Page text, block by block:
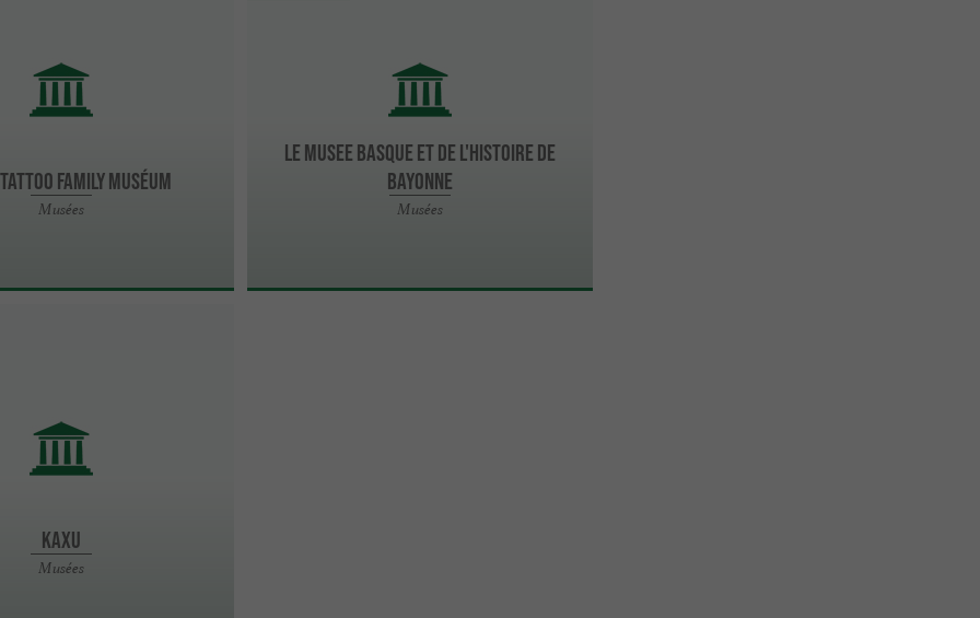
Family Muséum
Musées
LE MUSEE BASQUE ET DE L'HISTOIRE DE
BAYONNE
Musées
Kaxu
Musées